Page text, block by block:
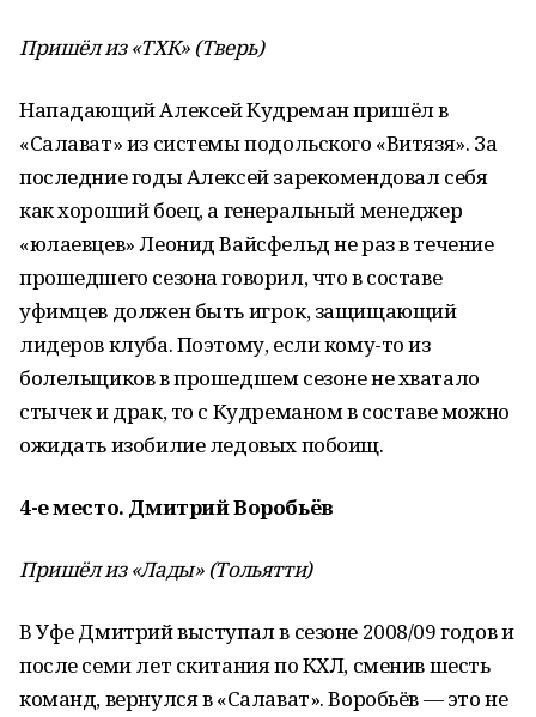
Пришёл из «ТХК» (Тверь)
Нападающий Алексей Кудреман пришёл в
«Салават» из системы подольского «Витязя». За
последние годы Алексей зарекомендовал себя
как хороший боец, а генеральный менеджер
«юлаевцев» Леонид Вайсфельд не раз в течение
прошедшего сезона говорил, что в составе
уфимцев должен быть игрок, защищающий
лидеров клуба. Поэтому, если кому-то из
болельщиков в прошедшем сезоне не хватало
стычек и драк, то с Кудреманом в составе можно
ожидать изобилие ледовых побоищ.
4-е место. Дмитрий Воробьёв
Пришёл из «Лады» (Тольятти)
В Уфе Дмитрий выступал в сезоне 2008/09 годов и
после семи лет скитания по КХЛ, сменив шесть
команд, вернулся в «Салават». Воробьёв — это не